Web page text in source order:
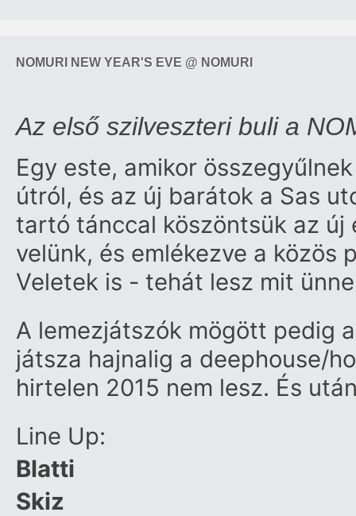
NOMURI NEW YEAR'S EVE @ NOMURI
Az első szilveszteri buli a
Egy este, amikor
útról, és az új barátok a Sas
tartó tánccal köszöntsük az
velünk, és emlékezve a közös
Veletek is - tehát lesz mit
A lemezjátszók mögött pedig
játsza hajnalig a deephouse/
hirtelen 2015 nem lesz. És
Line Up:
Blatti
Skiz